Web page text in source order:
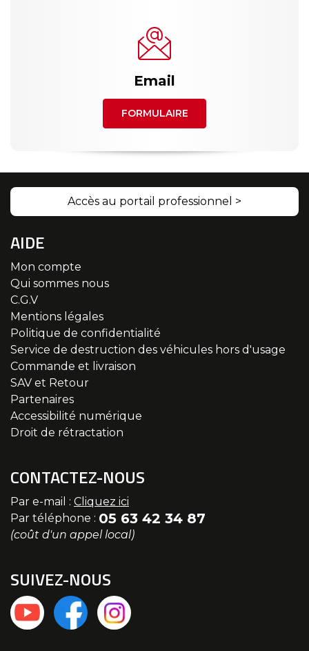
Email
FORMULAIRE
Accès au portail professionnel >
AIDE
Mon compte
Qui sommes nous
C.G.V
Mentions légales
Politique de confidentialité
Service de destruction des véhicules hors d'usage
Commande et livraison
SAV et Retour
Partenaires
Accessibilité numérique
Droit de rétractation
CONTACTEZ-NOUS
Par e-mail : Cliquez ici
Par téléphone : 05 63 42 34 87
(coût d'un appel local)
SUIVEZ-NOUS